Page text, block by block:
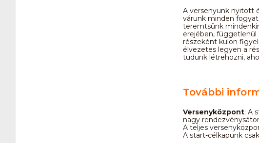
A versenyünk nyitott
várunk minden
teremtsünk
erejében, függetlenül
részeként külön
élvezetes legyen a
tudunk létrehozni,
További
Versenyközpont: A
nagy
A teljes
A start-célkapunk